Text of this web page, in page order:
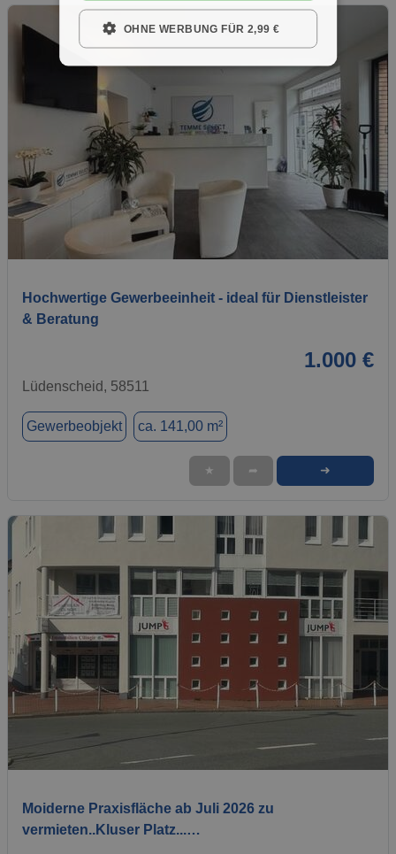
Hochwertige Gewerbeeinheit - ideal für Dienstleister
& Beratung
1.000 €
Lüdenscheid, 58511
Gewerbeobjekt ca. 141,00 m²
★ ➦ ➜
Moiderne Praxisfläche ab Juli 2026 zu
vermieten..Kluser Platz...…
OHNE WERBUNG FÜR 2,99 €